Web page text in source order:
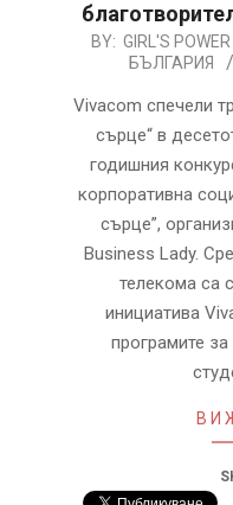
2024-
01
BY: GIRL'S POWER
БЪЛГАРИЯ
Vivacom спечели
сърце“ в
годишния
корпоративна
сърце”,
Business Lady.
телекома са
инициатива
програмите